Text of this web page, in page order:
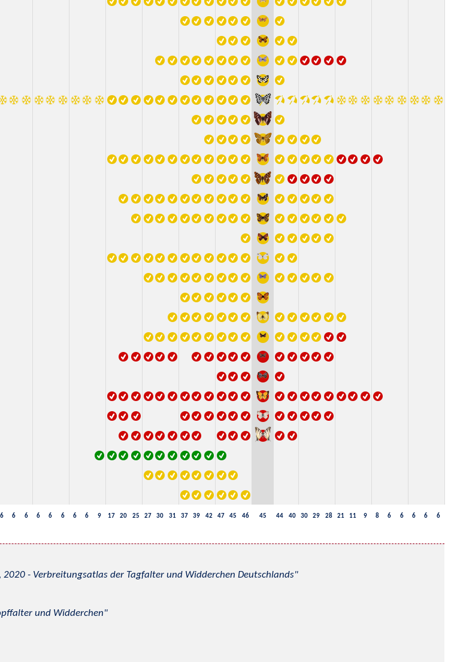
6 6 6 6 6 6 6 6 9 17 20 25 27 30 31 37 39 42 47 45 46 45 44 40 30 29 28 21 11 9 8 6 6 6 6 6
- Verbreitungsatlas der Tagfalter und Widderchen Deutschlands
und Widderchen